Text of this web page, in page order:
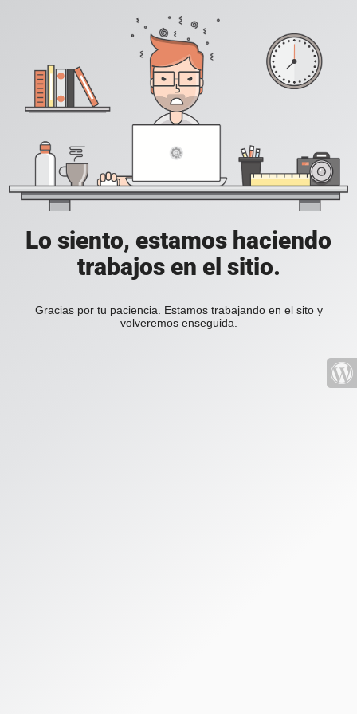
Lo siento, estamos haciendo
trabajos en el sitio.
Gracias por tu paciencia. Estamos trabajando en el sito y
volveremos enseguida.